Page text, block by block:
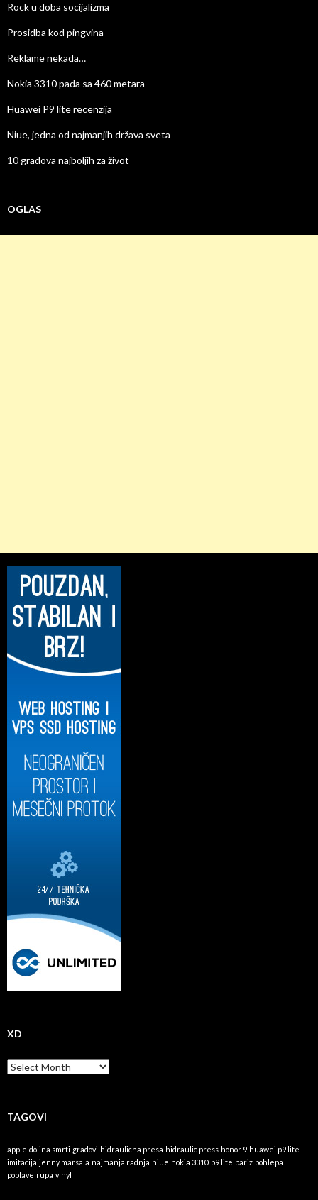
Rock u doba socijalizma
Prosidba kod pingvina
Reklame nekada…
Nokia 3310 pada sa 460 metara
Huawei P9 lite recenzija
Niue, jedna od najmanjih država sveta
10 gradova najboljih za život
OGLAS
XD
x
D
TAGOVI
apple dolina smrti gradovi hidraulicna presa hidraulic press honor 9 huawei p9 lite
imitacija jenny marsala najmanja radnja niue nokia 3310 p9 lite pariz pohlepa
poplave rupa vinyl